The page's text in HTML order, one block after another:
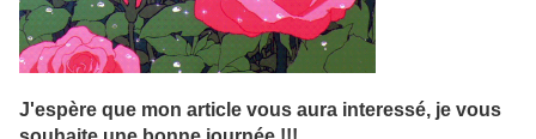
J'espère que mon article vous aura interessé, je vous